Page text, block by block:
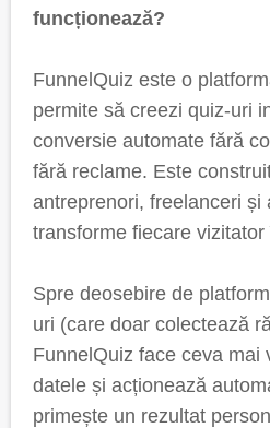
funcționează?
FunnelQuiz este o
permite să creezi quiz-uri
conversie automate fără
fără reclame. Este
antreprenori, freelanceri și
transforme fiecare
Spre deosebire de
uri (care doar colectează
FunnelQuiz face ceva mai
datele și acționează
primește un rezultat